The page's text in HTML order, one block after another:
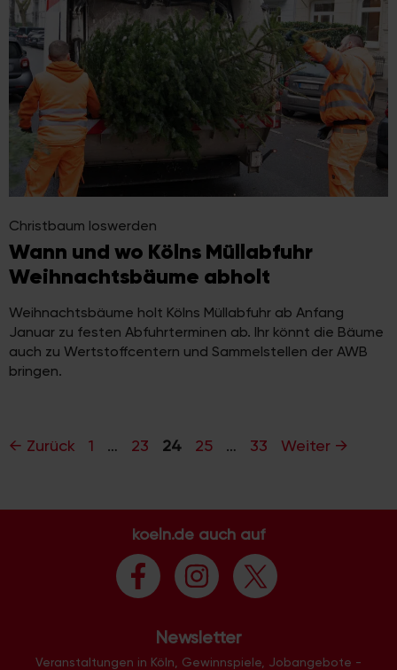
Christbaum loswerden
Wann und wo Kölns Müllabfuhr
Weihnachtsbäume abholt
Weihnachtsbäume holt Kölns Müllabfuhr ab Anfang
Januar zu festen Abfuhrterminen ab. Ihr könnt die Bäume
auch zu Wertstoffcentern und Sammelstellen der AWB
bringen.
← Zurück Seite
1 … Seite
23 Seite
24 Seite
25 … Seite
33 Weiter →
koeln.de auch auf
Newsletter
Veranstaltungen in Köln, Gewinnspiele, Jobangebote -